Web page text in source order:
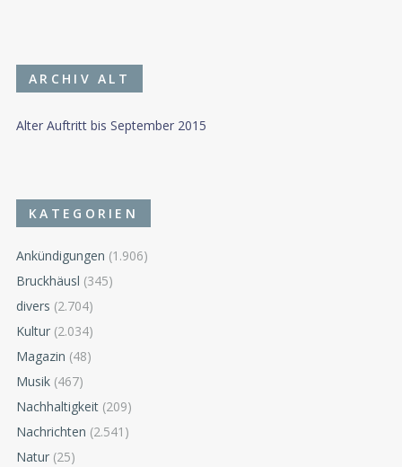
ARCHIV ALT
Alter Auftritt bis September 2015
KATEGORIEN
Ankündigungen (1.906)
Bruckhäusl (345)
divers (2.704)
Kultur (2.034)
Magazin (48)
Musik (467)
Nachhaltigkeit (209)
Nachrichten (2.541)
Natur (25)